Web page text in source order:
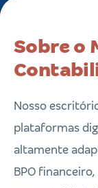
Sobre o
Nosso
plataformas
altamente
BPO